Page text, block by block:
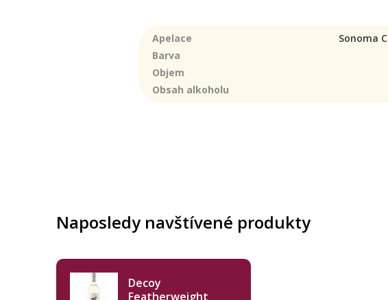
Apelace Sonoma
Barva
Objem
Obsah alkoholu
Naposledy navštívené produkty
Decoy
Featherweight